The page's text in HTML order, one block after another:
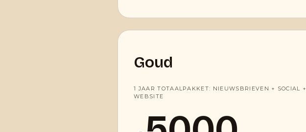
Goud
1 JAAR TOTAALPAKKET: NIEUWSBRIEVEN + SOCIAL +
WEBSITE